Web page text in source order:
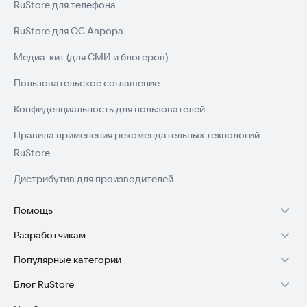
RuStore для телефона
RuStore для ОС Аврора
Медиа-кит (для СМИ и блогеров)
Пользовательское соглашение
Конфиденциальность для пользователей
Правила применения рекомендательных технологий
RuStore
Дистрибутив для производителей
Помощь
Установка RuStore на TV
Установка RuStore на телефон
Установка RuStore в машину
Разработчикам
Зарабатывать с RuStore
Стать разработчиком
Популярные категории
Игры для Android
Блог RuStore